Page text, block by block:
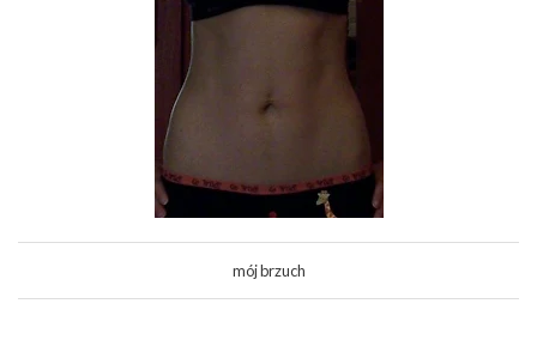
mój brzuch